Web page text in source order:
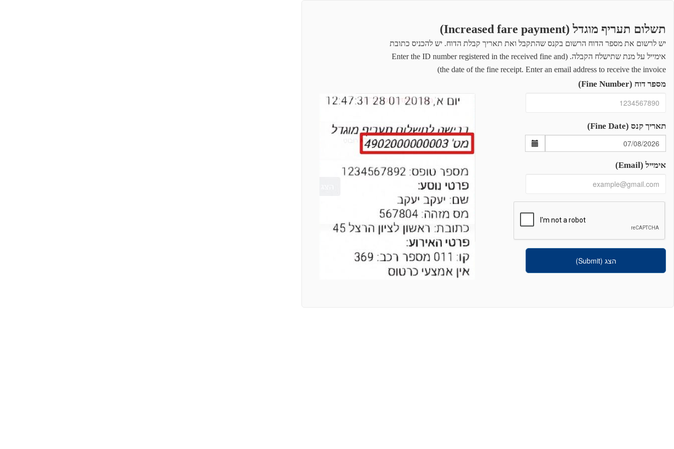
תשלום תעריף מוגדל (Increased fare payment)
יש לרשום את מספר הדוח הרשום בקנס שהתקבל ואת תאריך קבלת הדוח. יש להכניס כתובת
אימייל על מנת שתישלח הקבלה. (Enter the ID number registered in the received fine and
the date of the fine receipt. Enter an email address to receive the invoice)
מספר דוח (Fine Number)
תאריך קנס (Fine Date)
אימייל (Email)
הצג (Submit)